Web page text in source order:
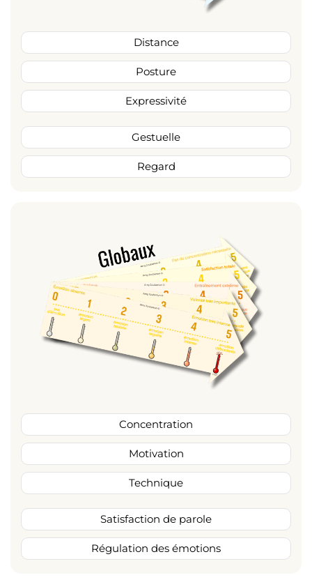
Distance
Posture
Expressivité
Gestuelle
Regard
Concentration
Motivation
Technique
Satisfaction de parole
Régulation des émotions